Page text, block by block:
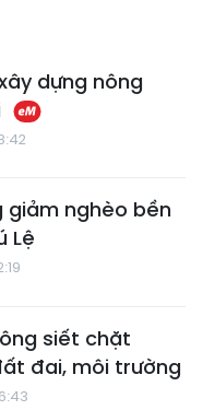
dựng nông
giảm nghèo bền
Lệ
siết chặt
đai, môi trường